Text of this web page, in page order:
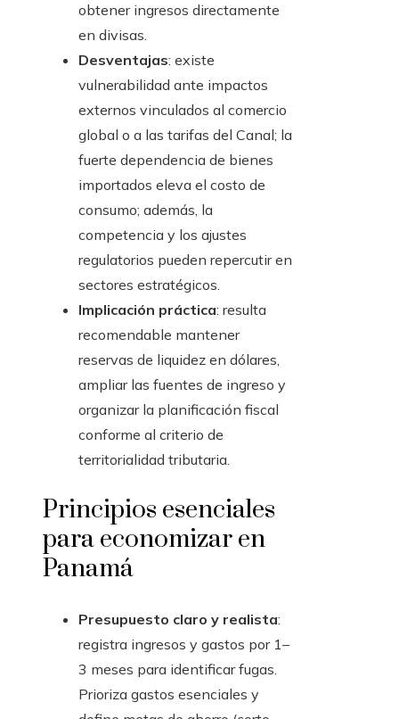
obtener ingresos directamente
en divisas.
Desventajas: existe
vulnerabilidad ante impactos
externos vinculados al comercio
global o a las tarifas del Canal; la
fuerte dependencia de bienes
importados eleva el costo de
consumo; además, la
competencia y los ajustes
regulatorios pueden repercutir en
sectores estratégicos.
Implicación práctica: resulta
recomendable mantener
reservas de liquidez en dólares,
ampliar las fuentes de ingreso y
organizar la planificación fiscal
conforme al criterio de
territorialidad tributaria.
Principios esenciales
para economizar en
Panamá
Presupuesto claro y realista:
registra ingresos y gastos por 1–
3 meses para identificar fugas.
Prioriza gastos esenciales y